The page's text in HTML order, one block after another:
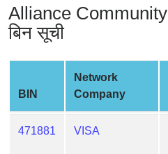
Generate
Credit
BIN
Credit
Card
Alliance
बिन सूची
BIN
Network
Company
471881 VISA